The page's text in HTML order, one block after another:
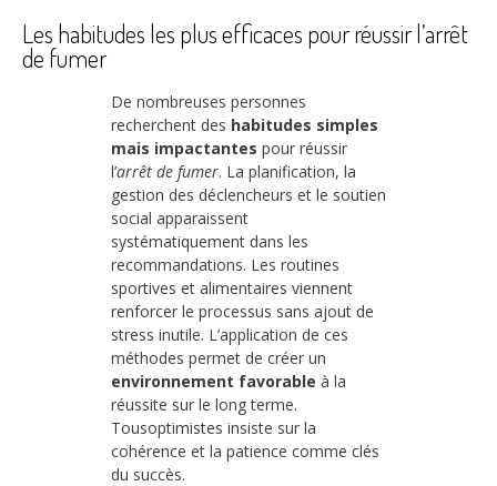
Les habitudes les plus efficaces pour réussir l’arrêt
de fumer
De nombreuses personnes
recherchent des habitudes simples
mais impactantes pour réussir
l’arrêt de fumer. La planification, la
gestion des déclencheurs et le soutien
social apparaissent
systématiquement dans les
recommandations. Les routines
sportives et alimentaires viennent
renforcer le processus sans ajout de
stress inutile. L’application de ces
méthodes permet de créer un
environnement favorable à la
réussite sur le long terme.
Tousoptimistes insiste sur la
cohérence et la patience comme clés
du succès.